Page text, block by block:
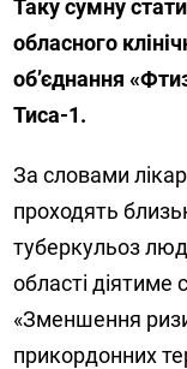
Таку сумну
обласного
об’єднання
Тиса-1.
За словами
проходять
туберкульоз
області діятиме
«Зменшення
прикордонних